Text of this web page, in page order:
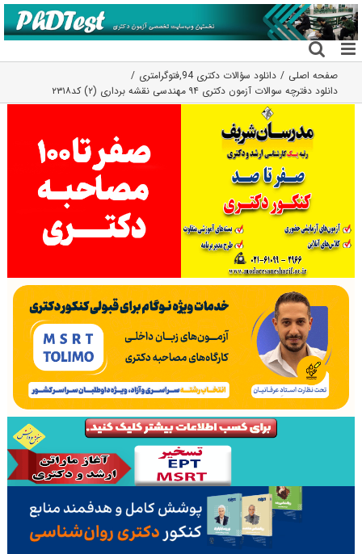
رفتن
به
محتوا
صفحه اصلی دانلود سؤالات دکتری 94 ,فتوگرامتری
دانلود دفترچه سوالات آزمون دکتری ۹۴ مهندسی نقشه برداری (۲) کد۲۳۱۸